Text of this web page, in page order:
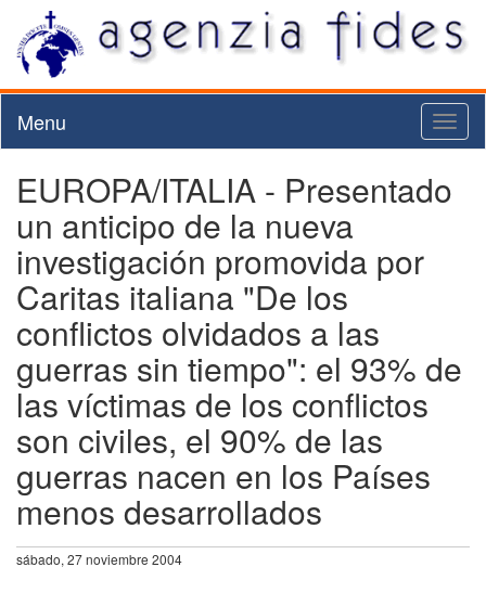
Menu
EUROPA/ITALIA - Presentado
un anticipo de la nueva
investigación promovida por
Caritas italiana "De los
conflictos olvidados a las
guerras sin tiempo": el 93% de
las víctimas de los conflictos
son civiles, el 90% de las
guerras nacen en los Países
menos desarrollados
sábado, 27 noviembre 2004